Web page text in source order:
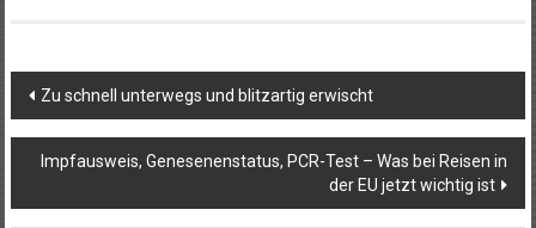
Beitragsnavigation
Zu schnell unterwegs und blitzartig erwischt
Impfausweis, Genesenenstatus, PCR-Test – Was bei Reisen in
der EU jetzt wichtig ist